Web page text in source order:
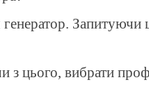
генератор.
з цього, вибрати